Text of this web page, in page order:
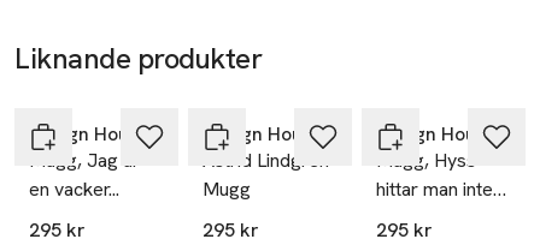
Liknande produkter
Design House Stockholm
Mugg, Jag är
en vacker...
295 kr
Design House Stockholm
Astrid Lindgren
Mugg
295 kr
Design House Stockholm
Mugg, Hyss
hittar man inte
på
295 kr